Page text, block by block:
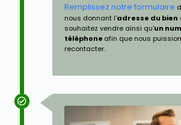
Remplissez notre formulaire
nous donnant l'adresse du bien
souhaitez vendre ainsi qu'un
téléphone afin que nous
recontacter.